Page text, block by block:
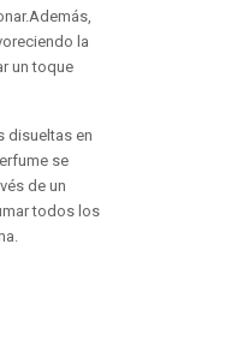
la
un toque
disueltas en
se
de un
todos los